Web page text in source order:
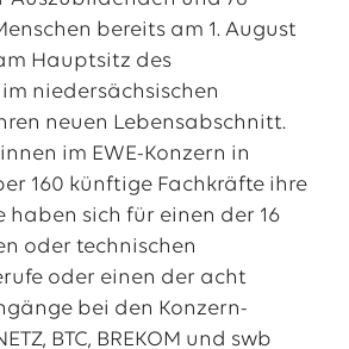
bereits am 1. August
Hauptsitz des
niedersächsischen
neuen Lebensabschnitt.
im EWE-Konzern in
160 künftige Fachkräfte ihre
haben sich für einen der 16
oder technischen
oder einen der acht
bei den Konzern-
BTC, BREKOM und swb